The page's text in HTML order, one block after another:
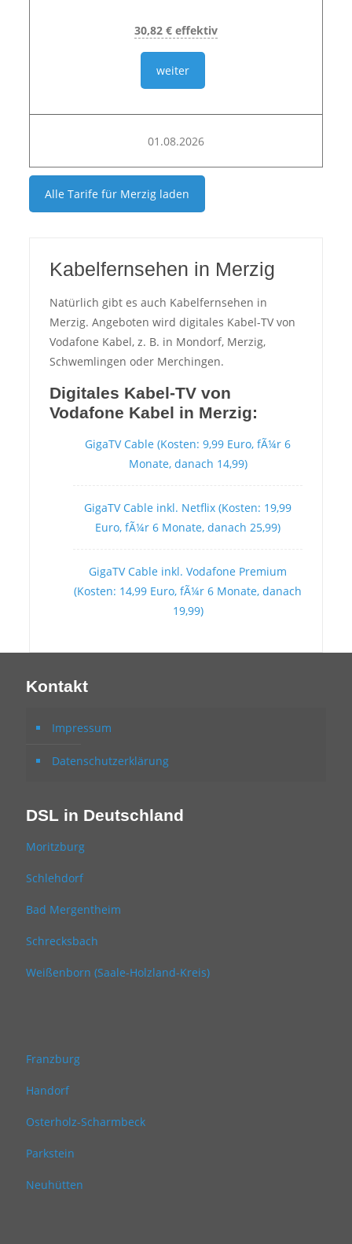
30,82 € effektiv
weiter
01.08.2026
Alle Tarife für Merzigladen
Kabelfernsehen in Merzig
Natürlich gibt es auch Kabelfernsehen in
Merzig. Angeboten wird digitales Kabel-TV von
Vodafone Kabel, z. B. in Mondorf, Merzig,
Schwemlingen oder Merchingen.
Digitales Kabel-TV von
Vodafone Kabel in Merzig:
GigaTV Cable (Kosten: 9,99 Euro, fÃ¼r 6
Monate, danach 14,99)
GigaTV Cable inkl. Netflix (Kosten: 19,99
Euro, fÃ¼r 6 Monate, danach 25,99)
GigaTV Cable inkl. Vodafone Premium
(Kosten: 14,99 Euro, fÃ¼r 6 Monate, danach
19,99)
Kontakt
Impressum
Datenschutzerklärung
DSL in Deutschland
Moritzburg
Schlehdorf
Bad Mergentheim
Schrecksbach
Weißenborn (Saale-Holzland-Kreis)
Franzburg
Handorf
Osterholz-Scharmbeck
Parkstein
Neuhütten